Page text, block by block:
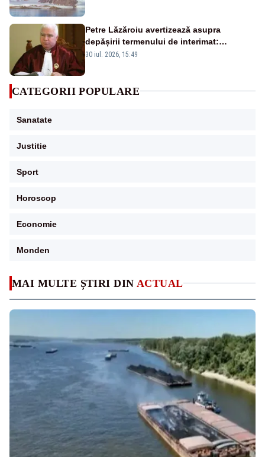
MAI MULTE ȘTIRI DIN ACTUAL
Petre Lăzăroiu avertizează asupra
depășirii termenului de interimat:
„Constituția este foarte clară”
30 iul. 2026, 15:49
CATEGORII POPULARE
Sanatate
Justitie
Sport
Horoscop
Economie
Monden